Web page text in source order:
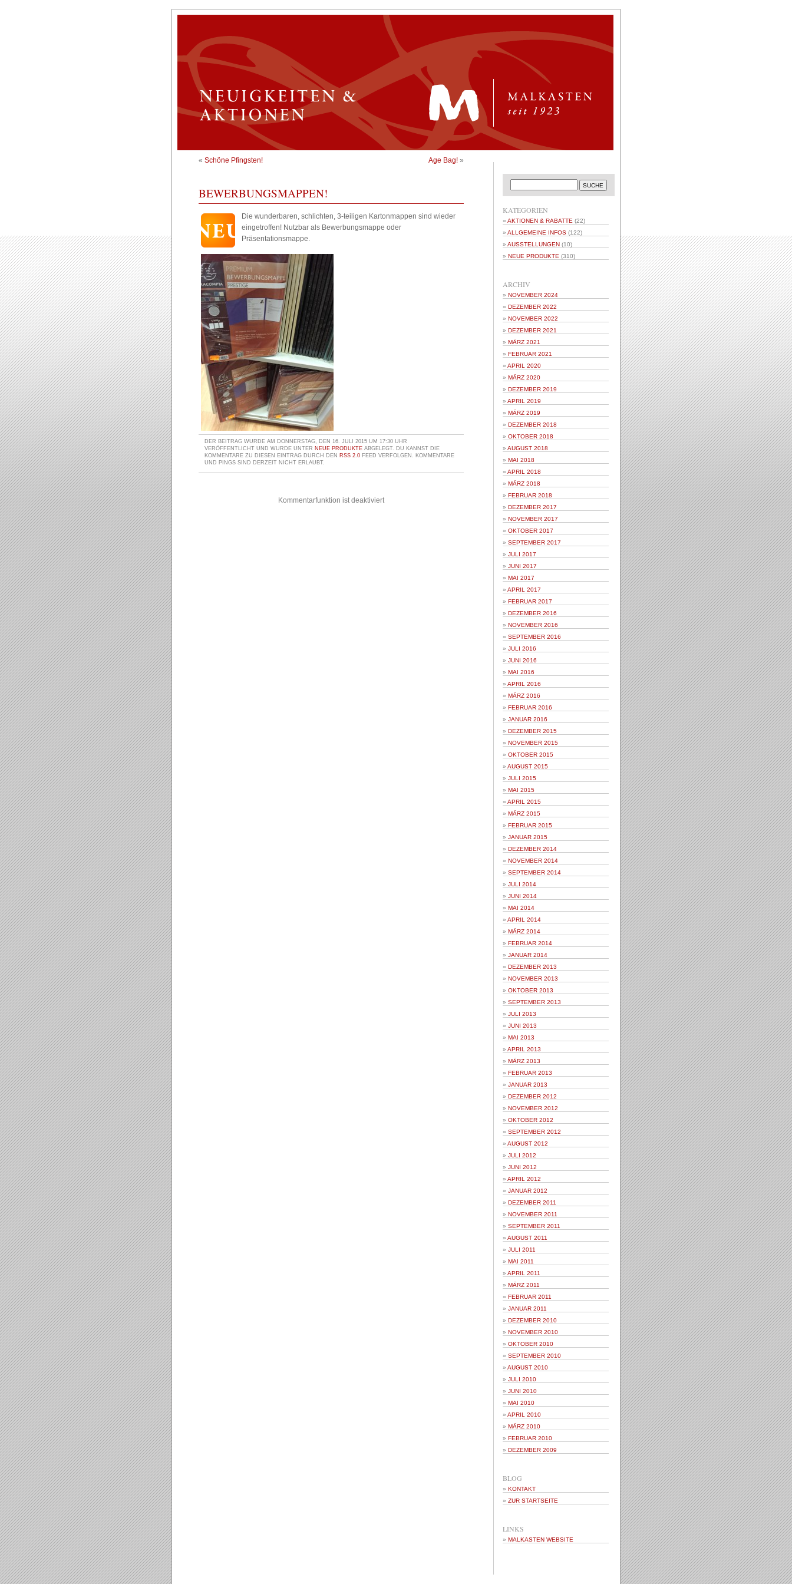
« Schöne Pfingsten! Age Bag! »
BEWERBUNGSMAPPEN!
Die wunderbaren, schlichten, 3-teiligen Kartonmappen sind wieder
eingetroffen! Nutzbar als Bewerbungsmappe oder
Präsentationsmappe.
DER BEITRAG WURDE AM DONNERSTAG, DEN 16. JULI 2015 UM 17:30 UHR
VERÖFFENTLICHT UND WURDE UNTER NEUE PRODUKTE ABGELEGT. DU KANNST DIE
KOMMENTARE ZU DIESEN EINTRAG DURCH DEN RSS 2.0 FEED VERFOLGEN. KOMMENTARE
UND PINGS SIND DERZEIT NICHT ERLAUBT.
Kommentarfunktion ist deaktiviert
KATEGORIEN
AKTIONEN & RABATTE (22)
ALLGEMEINE INFOS (122)
AUSSTELLUNGEN (10)
NEUE PRODUKTE (310)
ARCHIV
NOVEMBER 2024
DEZEMBER 2022
NOVEMBER 2022
DEZEMBER 2021
MÄRZ 2021
FEBRUAR 2021
APRIL 2020
MÄRZ 2020
DEZEMBER 2019
APRIL 2019
MÄRZ 2019
DEZEMBER 2018
OKTOBER 2018
AUGUST 2018
MAI 2018
APRIL 2018
MÄRZ 2018
FEBRUAR 2018
DEZEMBER 2017
NOVEMBER 2017
OKTOBER 2017
SEPTEMBER 2017
JULI 2017
JUNI 2017
MAI 2017
APRIL 2017
FEBRUAR 2017
DEZEMBER 2016
NOVEMBER 2016
SEPTEMBER 2016
JULI 2016
JUNI 2016
MAI 2016
APRIL 2016
MÄRZ 2016
FEBRUAR 2016
JANUAR 2016
DEZEMBER 2015
NOVEMBER 2015
OKTOBER 2015
AUGUST 2015
JULI 2015
MAI 2015
APRIL 2015
MÄRZ 2015
FEBRUAR 2015
JANUAR 2015
DEZEMBER 2014
NOVEMBER 2014
SEPTEMBER 2014
JULI 2014
JUNI 2014
MAI 2014
APRIL 2014
MÄRZ 2014
FEBRUAR 2014
JANUAR 2014
DEZEMBER 2013
NOVEMBER 2013
OKTOBER 2013
SEPTEMBER 2013
JULI 2013
JUNI 2013
MAI 2013
APRIL 2013
MÄRZ 2013
FEBRUAR 2013
JANUAR 2013
DEZEMBER 2012
NOVEMBER 2012
OKTOBER 2012
SEPTEMBER 2012
AUGUST 2012
JULI 2012
JUNI 2012
APRIL 2012
JANUAR 2012
DEZEMBER 2011
NOVEMBER 2011
SEPTEMBER 2011
AUGUST 2011
JULI 2011
MAI 2011
APRIL 2011
MÄRZ 2011
FEBRUAR 2011
JANUAR 2011
DEZEMBER 2010
NOVEMBER 2010
OKTOBER 2010
SEPTEMBER 2010
AUGUST 2010
JULI 2010
JUNI 2010
MAI 2010
APRIL 2010
MÄRZ 2010
FEBRUAR 2010
DEZEMBER 2009
BLOG
KONTAKT
ZUR STARTSEITE
LINKS
MALKASTEN WEBSITE